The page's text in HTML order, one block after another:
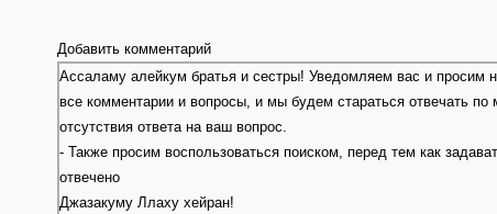
Добавить комментарий
Ассаламу алейкум братья и сестры! Уведомляем вас и просим
все комментарии и вопросы, и мы будем стараться отвечать
отсутствия ответа на ваш вопрос.
- Также просим воспользоваться поиском, перед тем как
отвечено
Джазакуму Ллаху хейран!